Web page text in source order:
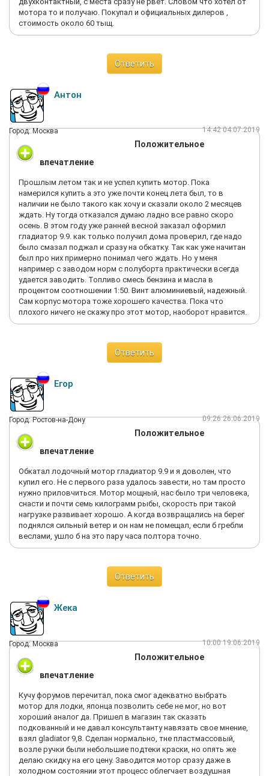
мотора то и получаю. Покупал и официальных дилеров ,
стоимость около 60 тыщ.
Ответить
Антон
Город: Москва 14:42 04.07.2019
Положительное
впечатление
Прошлым летом так и не успел купить мотор. Пока
намерился купить а это уже почти конец лета был, то в
наличии не было такого как хочу и сказали около 2 месяцев
ждать. Ну тогда отказался думаю ладно все равно скоро
осень. В этом году уже ранней весной заказал оформил
гладиатор 9.9. как только получил дома проверил, где надо
было смазал поджал и сразу на обкатку. Так как уже начитан
был про них примерно понимал чего ждать. Но у меня
например с заводом норм с полуборта практически всегда
удается заводить. Топливо смесь бензина и масла в
процентом соотношении 1:50. Винт алюминиевый, надежный.
Сам корпус мотора тоже хорошего качества. Пока что
плохого ничего не скажу про этот мотор, наоборот нравится.
Ответить
Егор
Город: Ростов-на-Дону 09:26 26.06.2019
Положительное
впечатление
Обкатал лодочный мотор гладиатор 9.9 и я доволен, что
купил его. Не с первого раза удалось завести, но там просто
нужно приловчиться. Мотор мощный, нас было три человека,
снасти и почти семь килограмм рыбы, скорость при такой
нагрузке развивает хорошо. А когда возвращались на берег
поднялся сильный ветер и он нам не помещал, если б гребли
веслами, ушло б на это пару часа полтора точно.
Ответить
Жека
Город: Москва 10:00 19.06.2019
Положительное
впечатление
Кучу форумов перечитал, пока смог адекватно выбрать
мотор для лодки, японца позволить себе не мог, но вот
хороший аналог да. Пришел в магазин так сказать
подкованный и не давал консультанту навязать свое мнение,
взял gladiator 9,8. Сделан нормально, тне пластмассовый,
возле ручки были небольшие подтеки краски, но опять же
делаю скидку на его цену. Заводится мотор сразу даже в
холодном состоянии этот процесс облегчает воздушная